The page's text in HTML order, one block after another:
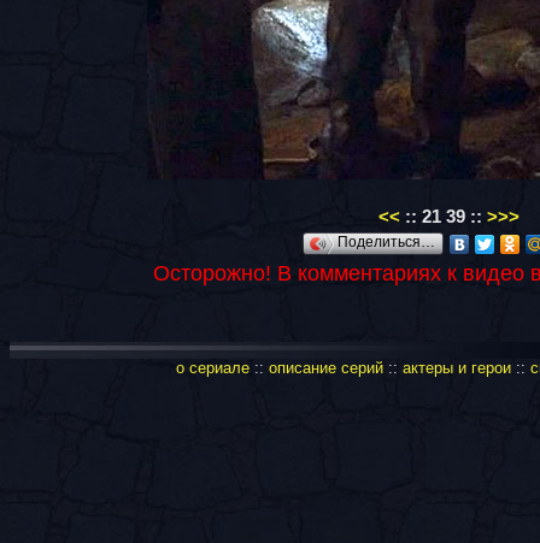
<< :: 21 39 :: >>>
Поделиться…
Осторожно! В комментариях к видео
о сериале:: описание серий:: актеры и герои::